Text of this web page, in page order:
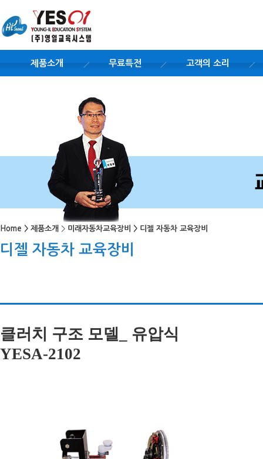
제품소개 무료특전 고객의 소리
Home > 제품소개 > 미래자동차교육장비 > 디젤 자동차 교육장비
디젤 자동차 교육장비
클러치 구조 모델_ 유압식
YESA-2102